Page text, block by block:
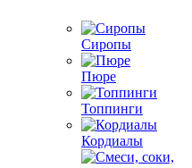
Сиропы
Пюре
Топпинги
Кордиалы